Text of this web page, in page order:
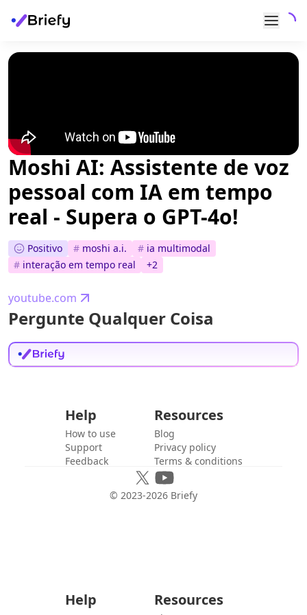
Moshi AI: Assistente de voz
pessoal com IA em tempo
real - Supera o GPT-4o!
Positivo # moshi a.i. # ia multimodal
# interação em tempo real +2
youtube.com
Pergunte Qualquer Coisa
Help
How to use
Support
Feedback
Resources
Blog
Privacy policy
Terms & conditions
© 2023-2026 Briefy
Help Resources